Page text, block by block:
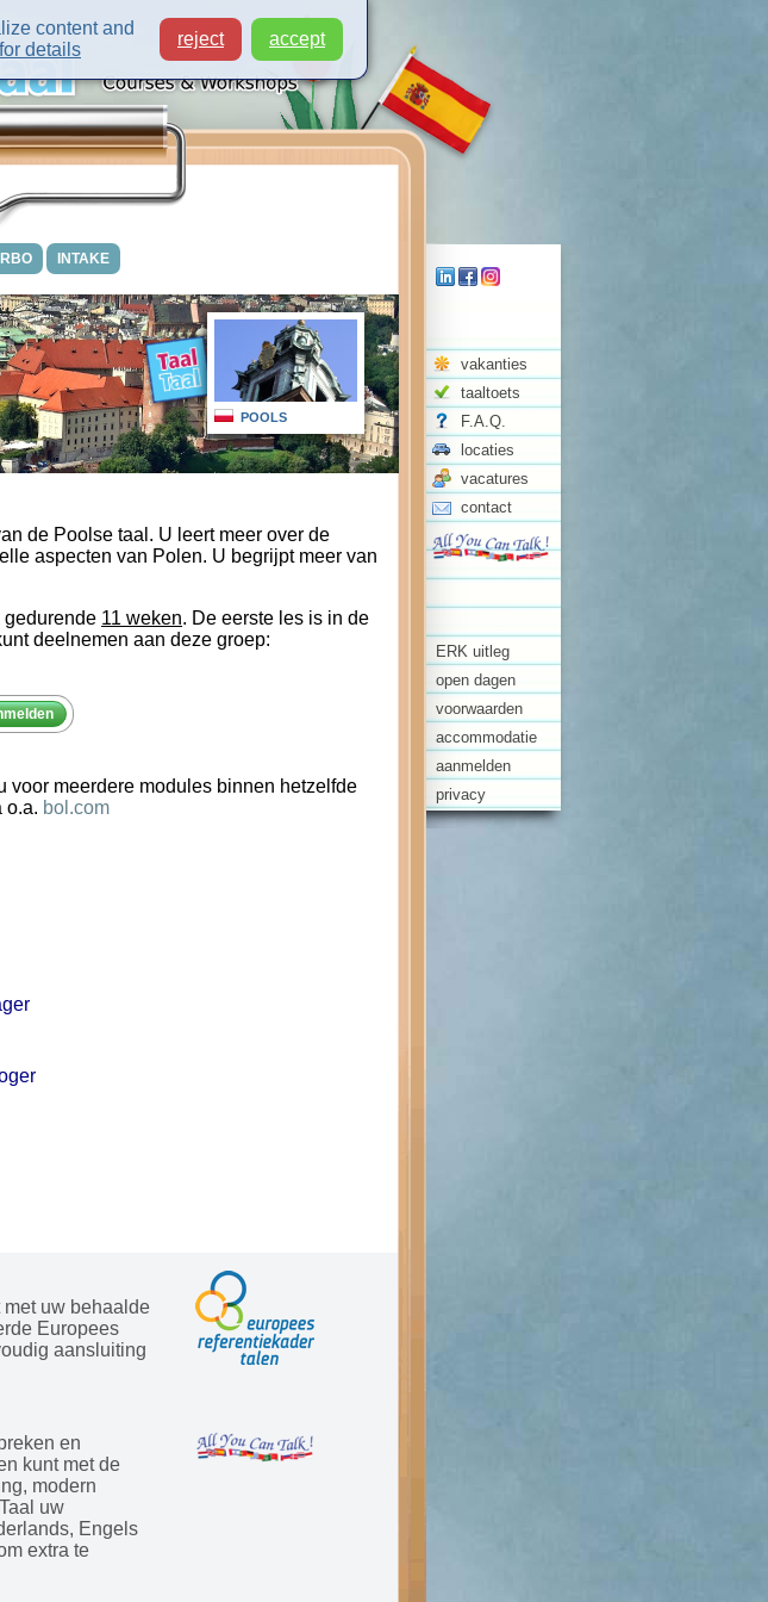
vakanties
taaltoets
F.A.Q.
locaties
vacatures
contact
ERK uitleg
open dagen
voorwaarden
accommodatie
aanmelden
privacy
INTAKE
POOLS
de Poolse taal. U leert meer over de
aspecten van Polen. U begrijpt meer van
gedurende 11 weken. De eerste les is in de
deelnemen aan deze groep:
voor meerdere modules binnen hetzelfde
o.a. bol.com
uw behaalde
Europees
aansluiting
en
kunt met de
modern
uw
Engels
extra te
content and
details
reject accept